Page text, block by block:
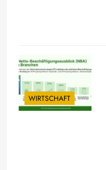
WIRTSCHAFT